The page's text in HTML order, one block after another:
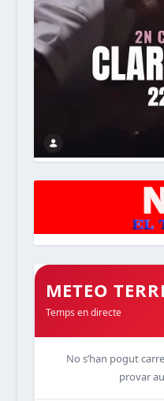
METEO
Temps en directe
No s’han pogut
provar